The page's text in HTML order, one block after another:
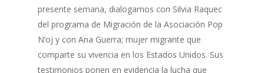
presente semana, dialogamos con Silvia Raquec
del programa de Migración de la Asociación Pop
N’oj y con Ana Guerra; mujer migrante que
comparte su vivencia en los Estados Unidos. Sus
testimonios ponen en evidencia la lucha que